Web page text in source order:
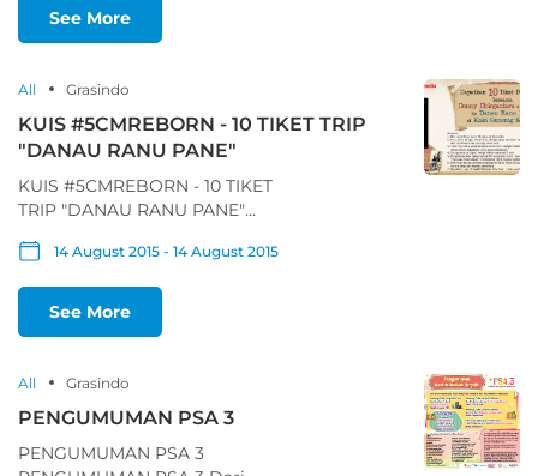
GNANEMEP NAMUMUGNEP
NROBERMC5# SIUK
See More
All Grasindo
KUIS #5CMREBORN - 10 TIKET TRIP
"DANAU RANU PANE"
KUIS #5CMREBORN - 10 TIKET
TRIP "DANAU RANU PANE"
TRIP "DANAU RANU PANE"
Dapatkan 10 Tiket Perjalanan
bersama Donny Dhirgantoro &
Grasindo ke Danau Ranu Pane
Caranya: 1. Beli novel 5cm. Edisi
selfie dengan novel 5cm.
dengan gaya dan latar
14 August 2015 - 14 August 2015
See More
All Grasindo
PENGUMUMAN PSA 3
PENGUMUMAN PSA 3